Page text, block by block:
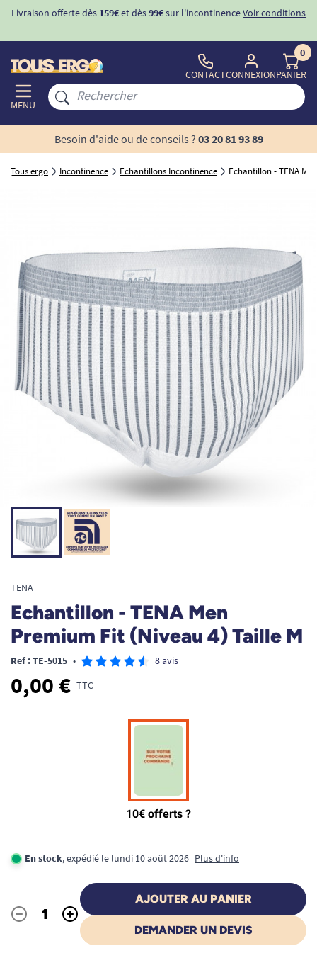
Livraison offerte dès 159€et dès99€sur l'incontinenceVoir conditions
MENU
CONTACTCONNEXION
0
PANIER
Besoin d'aide ou de conseils ? 03 20 81 93 89
Tous ergo Incontinence Echantillons Incontinence Echantillon - TENA
TENA
Echantillon - TENA Men
Premium Fit (Niveau 4) Taille M
Ref : TE-5015 • 8 avis
0,00 € TTC
En stock, expédié le lundi 10 août 2026 Plus d'info
Quantité
- +
AJOUTER AU PANIER
DEMANDER UN DEVIS